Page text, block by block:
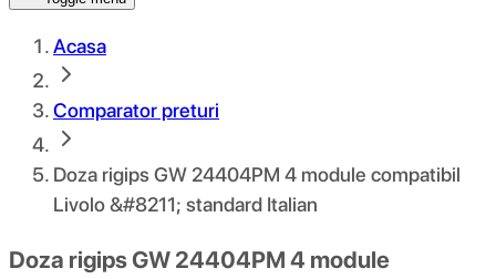
Acasa
Comparator preturi
Doza rigips GW 24404PM 4 module compatibil
Livolo &#8211; standard Italian
Doza rigips GW 24404PM 4 module